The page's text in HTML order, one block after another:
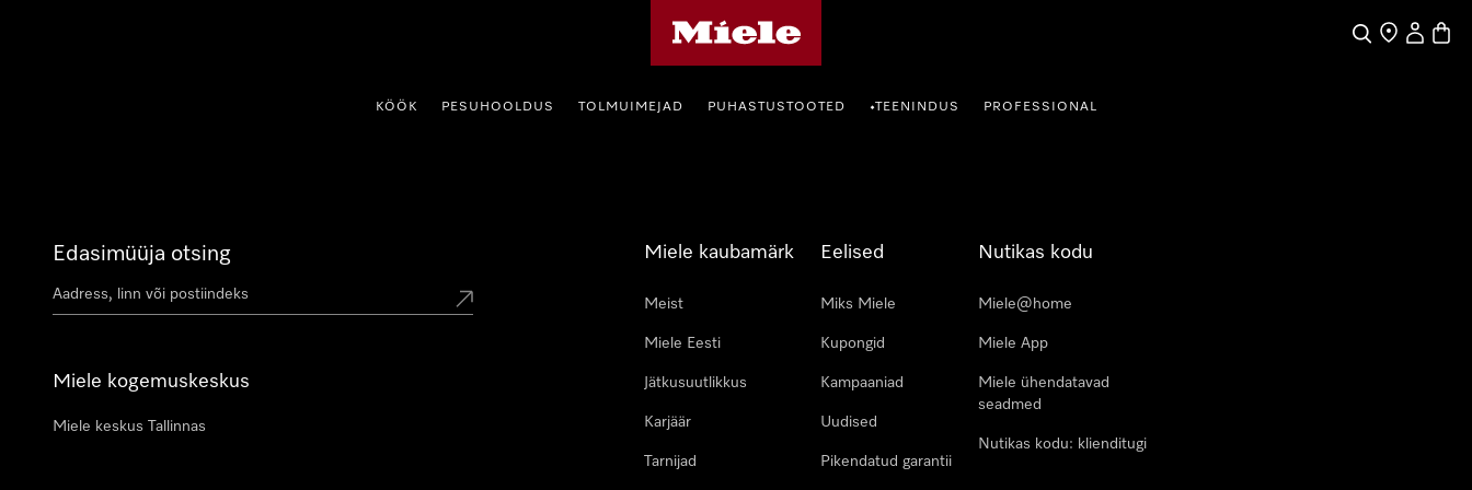
SearchFind a store
My
KÖÖK PESUHOOLDUS TOLMUIMEJAD PUHASTUSTOOTED •TEENINDUS PROFESSIONAL
Edasimüüja otsing
Miele kogemuskeskus
Miele keskus Tallinnas
Miele kaubamärk
Meist
Miele Eesti
Jätkusuutlikkus
Karjäär
Tarnijad
Eelised
Miks Miele
Kupongid
Kampaaniad
Uudised
Pikendatud garantii
Nutikas kodu
Miele@home
Miele App
Miele ühendatavad
seadmed
Nutikas kodu: klienditugi